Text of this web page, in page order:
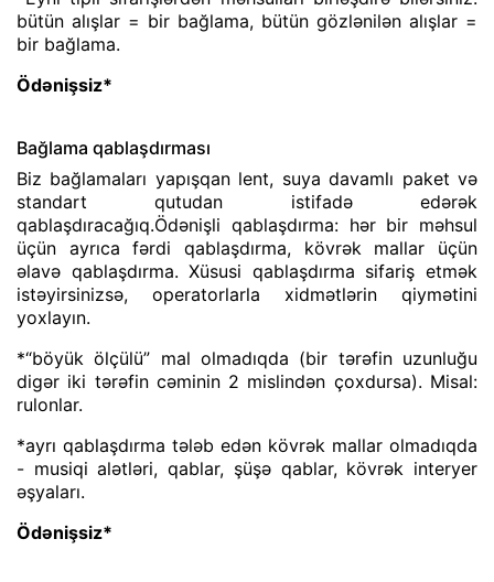
bütün alışlar = bir bağlama, bütün gözlənilən alışlar =
bir bağlama.
Ödənişsiz*
Bağlama qablaşdırması
Biz bağlamaları yapışqan lent, suya davamlı paket və
standart qutudan istifadə edərək
qablaşdıracağıq.Ödənişli qablaşdırma: hər bir məhsul
üçün ayrıca fərdi qablaşdırma, kövrək mallar üçün
əlavə qablaşdırma. Xüsusi qablaşdırma sifariş etmək
istəyirsinizsə, operatorlarla xidmətlərin qiymətini
yoxlayın.
*“böyük ölçülü” mal olmadıqda (bir tərəfin uzunluğu
digər iki tərəfin cəminin 2 mislindən çoxdursa). Misal:
rulonlar.
*ayrı qablaşdırma tələb edən kövrək mallar olmadıqda
- musiqi alətləri, qablar, şüşə qablar, kövrək interyer
əşyaları.
Ödənişsiz*